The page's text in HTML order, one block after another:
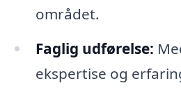
området.
Faglig udførelse:
ekspertise og